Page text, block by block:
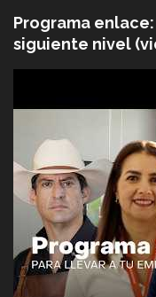
Programa
siguiente nivel